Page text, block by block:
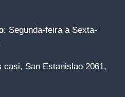
: Segunda-feira a Sexta-
casi, San Estanislao 2061,